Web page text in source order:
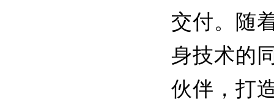
交付。随
身技术的
伙伴，打